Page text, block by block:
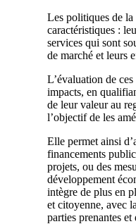
Les politiques de
caractéristiques :
services qui sont
de marché et leurs
L’évaluation de
impacts, en
de leur valeur au
l’objectif de les
Elle permet ainsi
financements
projets, ou des
développement
intègre de plus en
et citoyenne, avec
parties prenantes